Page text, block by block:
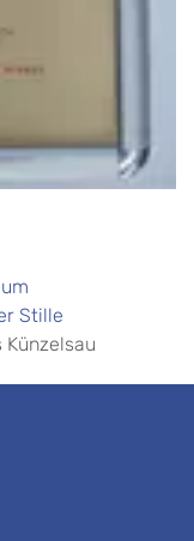
Stille
Künzelsau